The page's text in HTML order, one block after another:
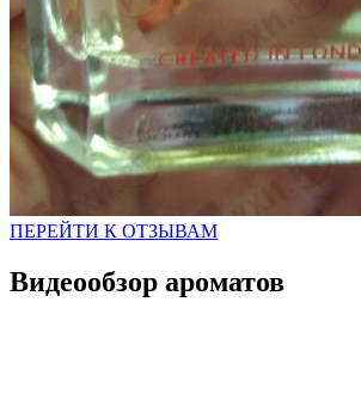
ПЕРЕЙТИ К ОТЗЫВАМ
Видеообзор ароматов